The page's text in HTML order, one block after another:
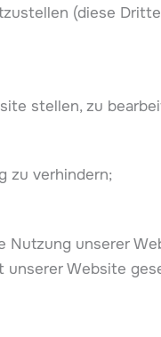
(diese
stellen, zu
zu verhindern;
unserer
Website